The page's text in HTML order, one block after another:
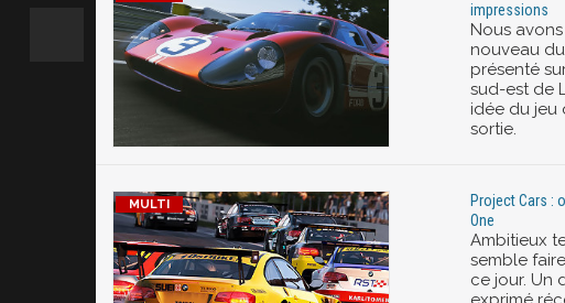
impressions
Nous
nouveau
présenté
sud-est de
idée du jeu
sortie.
Project Cars :
One
Ambitieux
semble
ce jour. Un